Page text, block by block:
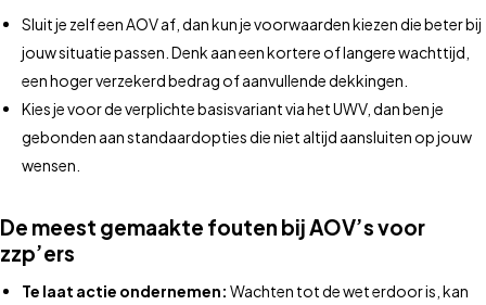
Sluit je zelf een AOV af, dan kun je voorwaarden kiezen die beter bij
jouw situatie passen. Denk aan een kortere of langere wachttijd,
een hoger verzekerd bedrag of aanvullende dekkingen.
Kies je voor de verplichte basisvariant via het UWV, dan ben je
gebonden aan standaardopties die niet altijd aansluiten op jouw
wensen.
De meest gemaakte fouten bij AOV’s voor
zzp’ers
Te laat actie ondernemen: Wachten tot de wet erdoor is, kan